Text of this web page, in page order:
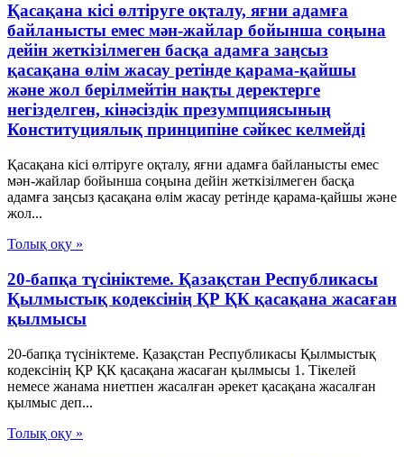
Қасақана кісі өлтіруге оқталу, яғни адамға
байланысты емес мән-жайлар бойынша соңына
дейін жеткізілмеген басқа адамға заңсыз
қасақана өлім жасау ретінде қарама-қайшы
және жол берілмейтін нақты деректерге
негізделген, кінәсіздік презумпциясының
Конституциялық принципіне сәйкес келмейді
Қасақана кісі өлтіруге оқталу, яғни адамға байланысты емес
мән-жайлар бойынша соңына дейін жеткізілмеген басқа
адамға заңсыз қасақана өлім жасау ретінде қарама-қайшы және
жол...
Толық оқу »
20-бапқа түсініктеме. Қазақстан Республикасы
Қылмыстық кодексінің ҚР ҚК қасақана жасаған
қылмысы
20-бапқа түсініктеме. Қазақстан Республикасы Қылмыстық
кодексінің ҚР ҚК қасақана жасаған қылмысы 1. Тікелей
немесе жанама ниетпен жасалған әрекет қасақана жасалған
қылмыс деп...
Толық оқу »